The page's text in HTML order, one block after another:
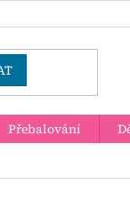
Přebalování